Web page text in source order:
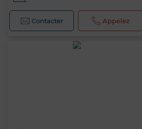
Contacter Appelez